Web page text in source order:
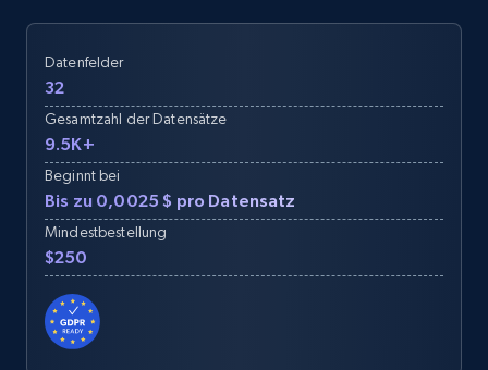
Datenfelder
32
Gesamtzahl der Datensätze
9.5K+
Beginnt bei
Bis zu 0,0025 $ pro Datensatz
Mindestbestellung
$250